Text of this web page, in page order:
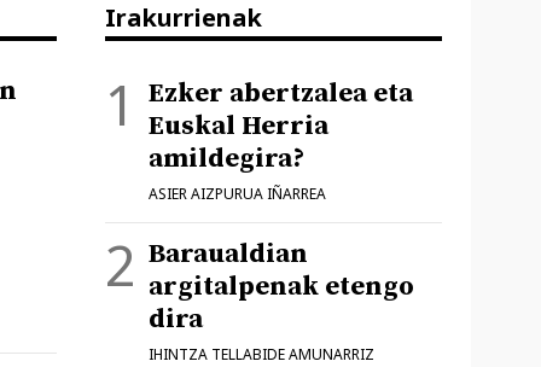
Irakurrienak
Ezker abertzalea eta
Euskal Herria
amildegira?
ASIER AIZPURUA IÑARREA
Baraualdian
argitalpenak etengo
dira
IHINTZA TELLABIDE AMUNARRIZ